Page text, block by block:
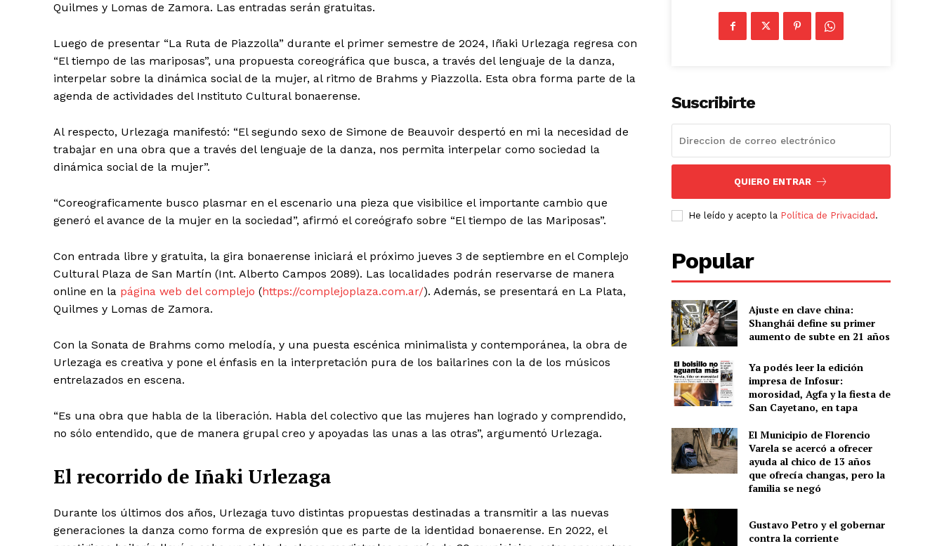
Quilmes y Lomas de Zamora. Las entradas serán gratuitas.
Luego de presentar “La Ruta de Piazzolla” durante el primer semestre de 2024, Iñaki Urlezaga regresa con
“El tiempo de las mariposas”, una propuesta coreográfica que busca, a través del lenguaje de la danza,
interpelar sobre la dinámica social de la mujer, al ritmo de Brahms y Piazzolla. Esta obra forma parte de la
agenda de actividades del Instituto Cultural bonaerense.
Al respecto, Urlezaga manifestó: “El segundo sexo de Simone de Beauvoir despertó en mi la necesidad de
trabajar en una obra que a través del lenguaje de la danza, nos permita interpelar como sociedad la
dinámica social de la mujer”.
“Coreograficamente busco plasmar en el escenario una pieza que visibilice el importante cambio que
generó el avance de la mujer en la sociedad”, afirmó el coreógrafo sobre “El tiempo de las Mariposas”.
Con entrada libre y gratuita, la gira bonaerense iniciará el próximo jueves 3 de septiembre en el Complejo
Cultural Plaza de San Martín (Int. Alberto Campos 2089). Las localidades podrán reservarse de manera
online en la página web del complejo (https://complejoplaza.com.ar/). Además, se presentará en La Plata,
Quilmes y Lomas de Zamora.
Con la Sonata de Brahms como melodía, y una puesta escénica minimalista y contemporánea, la obra de
Urlezaga es creativa y pone el énfasis en la interpretación pura de los bailarines con la de los músicos
entrelazados en escena.
“Es una obra que habla de la liberación. Habla del colectivo que las mujeres han logrado y comprendido,
no sólo entendido, que de manera grupal creo y apoyadas las unas a las otras”, argumentó Urlezaga.
El recorrido de Iñaki Urlezaga
Durante los últimos dos años, Urlezaga tuvo distintas propuestas destinadas a transmitir a las nuevas
generaciones la danza como forma de expresión que es parte de la identidad bonaerense. En 2022, el
Suscribirte
QUIERO ENTRAR
He leído y acepto la Política de Privacidad .
Popular
Ajuste en clave china:
Shanghái define su primer
aumento de subte en 21 años
Ya podés leer la edición
impresa de Infosur:
morosidad, Agfa y la fiesta de
San Cayetano, en tapa
El Municipio de Florencio
Varela se acercó a ofrecer
ayuda al chico de 13 años
que ofrecía changas, pero la
familia se negó
Gustavo Petro y el gobernar
contra la corriente